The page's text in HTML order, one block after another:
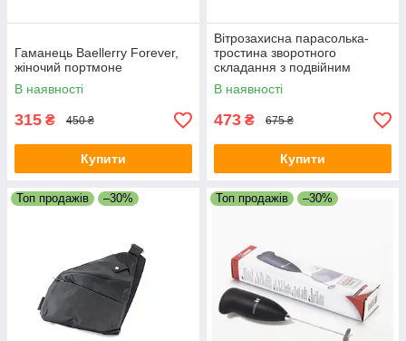
Гаманець Baellerry Forever,
жіночий портмоне
В наявності
315 ₴ 450 ₴
Купити
Вітрозахисна парасолька-
тростина зворотного
складання з подвійним
куполом, парасолька
тростина
В наявності
473 ₴ 675 ₴
Купити
Топ продажів –30% Топ продажів –30%